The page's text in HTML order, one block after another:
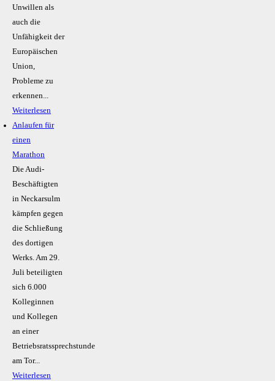
Unwillen als
auch die
Unfähigkeit der
Europäischen
Union,
Probleme zu
erkennen...
Weiterlesen
Anlaufen für
einen
Marathon
Die Audi-
Beschäftigten
in Neckarsulm
kämpfen gegen
die Schließung
des dortigen
Werks. Am 29.
Juli beteiligten
sich 6.000
Kolleginnen
und Kollegen
an einer
Betriebsratssprechstunde
am Tor...
Weiterlesen